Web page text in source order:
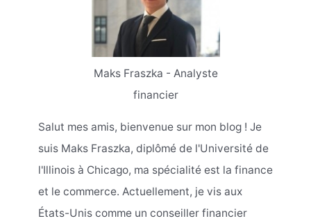
Maks Fraszka - Analyste
financier
Salut mes amis, bienvenue sur mon blog ! Je
suis Maks Fraszka, diplômé de l'Université de
l'Illinois à Chicago, ma spécialité est la finance
et le commerce. Actuellement, je vis aux
États-Unis comme un conseiller financier